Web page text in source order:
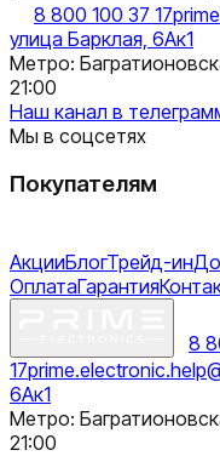
8 800 100 37 17
улица Барклая, 6Ак1
Метро:
21:00
Наш канал в
Мы в соцсетях
Покупателям
АкцииБлогТрейд-ин
ОплатаГарантия
8
17
6Ак1
Метро:
21:00